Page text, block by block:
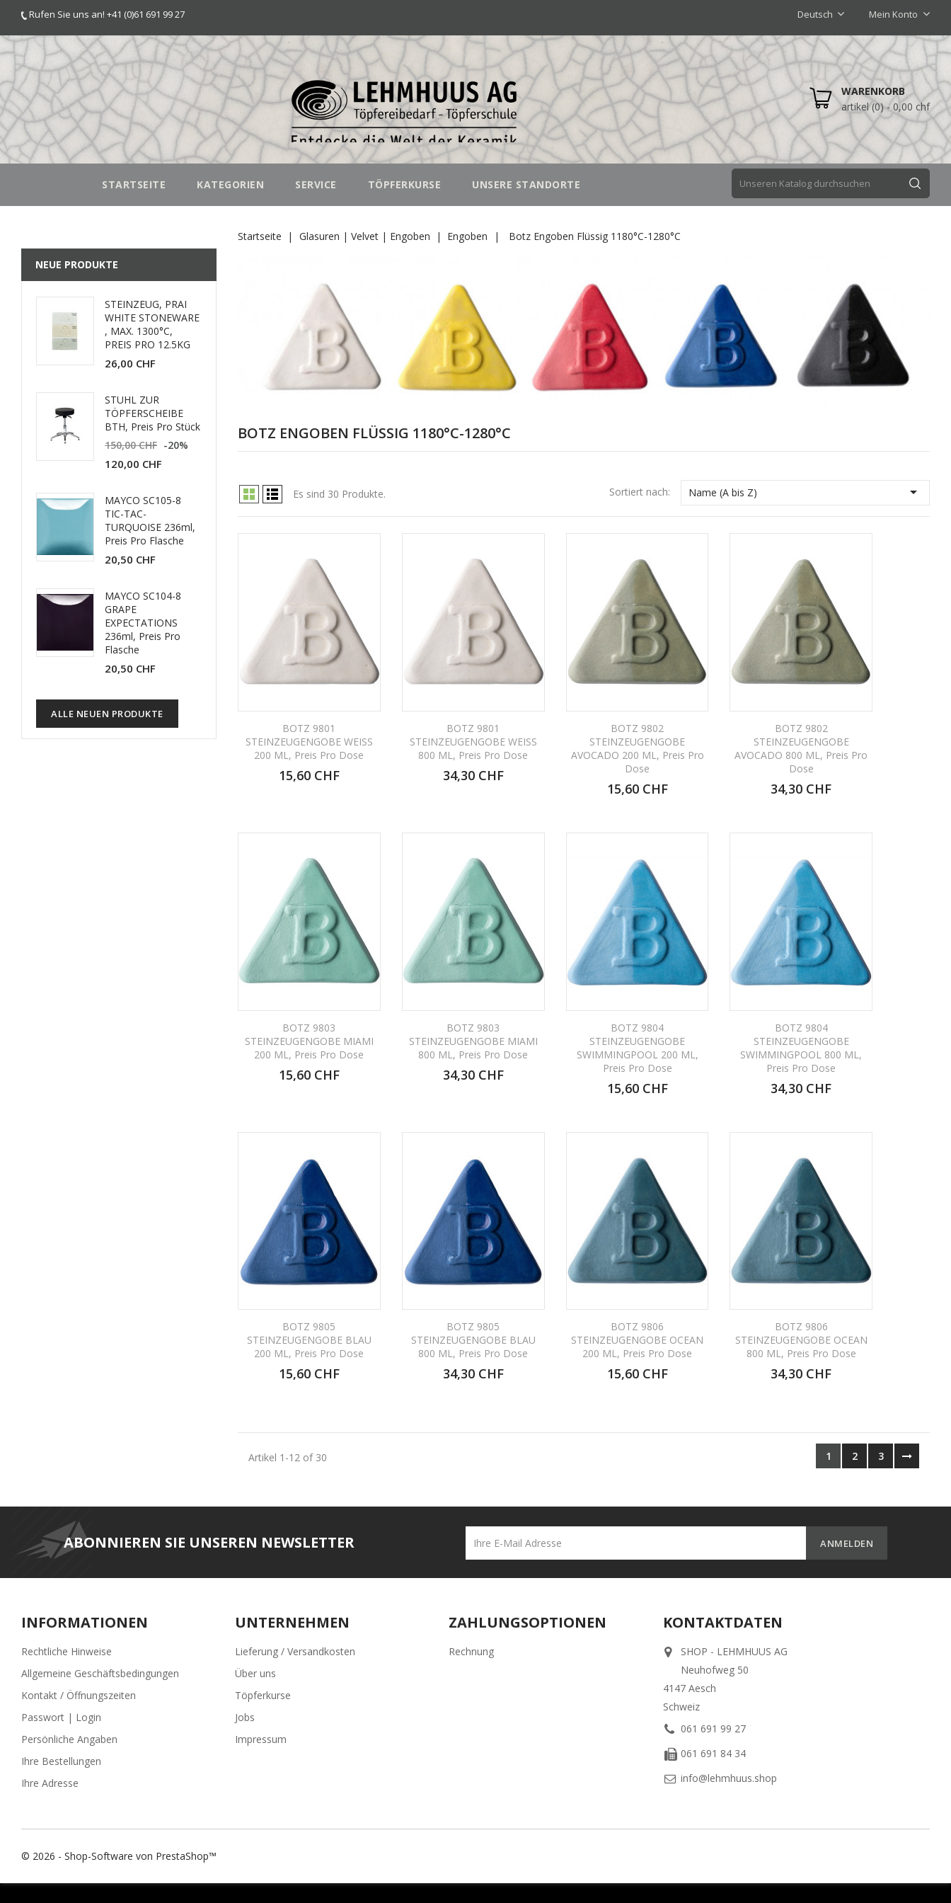
Rufen Sie uns an! +41 (0)61 691 99 27 Deutsch Mein Konto
WARENKORB
artikel (0)- 0,00 chf
STARTSEITE KATEGORIEN SERVICE TÖPFERKURSE UNSERE STANDORTE
NEUE PRODUKTE
STEINZEUG, PRAI
WHITE STONEWARE
, MAX. 1300°C,
PREIS PRO 12.5KG
26,00 CHF
STUHL ZUR
TÖPFERSCHEIBE
BTH, Preis Pro Stück
150,00 CHF -20%
120,00 CHF
MAYCO SC105-8
TIC-TAC-
TURQUOISE 236ml,
Preis Pro Flasche
20,50 CHF
MAYCO SC104-8
GRAPE
EXPECTATIONS
236ml, Preis Pro
Flasche
20,50 CHF
ALLE NEUEN PRODUKTE
Startseite Glasuren | Velvet | Engoben Engoben Botz Engoben Flüssig 1180°C-1280°C
BOTZ ENGOBEN FLÜSSIG 1180°C-1280°C
Es sind 30 Produkte. Sortiert nach: Name (A bis Z) 
BOTZ 9801
STEINZEUGENGOBE WEISS
200 ML, Preis Pro Dose
15,60 CHF
BOTZ 9801
STEINZEUGENGOBE WEISS
800 ML, Preis Pro Dose
34,30 CHF
BOTZ 9802
STEINZEUGENGOBE
AVOCADO 200 ML, Preis Pro
Dose
15,60 CHF
BOTZ 9802
STEINZEUGENGOBE
AVOCADO 800 ML, Preis Pro
Dose
34,30 CHF
BOTZ 9803
STEINZEUGENGOBE MIAMI
200 ML, Preis Pro Dose
15,60 CHF
BOTZ 9803
STEINZEUGENGOBE MIAMI
800 ML, Preis Pro Dose
34,30 CHF
BOTZ 9804
STEINZEUGENGOBE
SWIMMINGPOOL 200 ML,
Preis Pro Dose
15,60 CHF
BOTZ 9804
STEINZEUGENGOBE
SWIMMINGPOOL 800 ML,
Preis Pro Dose
34,30 CHF
BOTZ 9805
STEINZEUGENGOBE BLAU
200 ML, Preis Pro Dose
15,60 CHF
BOTZ 9805
STEINZEUGENGOBE BLAU
800 ML, Preis Pro Dose
34,30 CHF
BOTZ 9806
STEINZEUGENGOBE OCEAN
200 ML, Preis Pro Dose
15,60 CHF
BOTZ 9806
STEINZEUGENGOBE OCEAN
800 ML, Preis Pro Dose
34,30 CHF
Artikel 1-12 of 30 1 2 3
ABONNIEREN SIE UNSEREN NEWSLETTER
INFORMATIONEN
Rechtliche Hinweise
Allgemeine Geschäftsbedingungen
Kontakt / Öffnungszeiten
Passwort | Login
Persönliche Angaben
Ihre Bestellungen
Ihre Adresse
UNTERNEHMEN
Lieferung / Versandkosten
Über uns
Töpferkurse
Jobs
Impressum
ZAHLUNGSOPTIONEN
Rechnung
KONTAKTDATEN
SHOP - LEHMHUUS AG
Neuhofweg 50
4147 Aesch
Schweiz
061 691 99 27
061 691 84 34
info@lehmhuus.shop
© 2026 - Shop-Software von PrestaShop™